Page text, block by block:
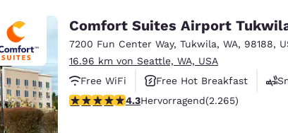
Comfort Suites Airport
7200 Fun Center Way, Tukwila, WA, 98188,
16.96 km von Seattle, WA, USA
Free WiFi
Free Hot Breakfast
4.3-Sterne-Bewertung. Hervorragend. 2265
4.3Hervorragend(2.265)